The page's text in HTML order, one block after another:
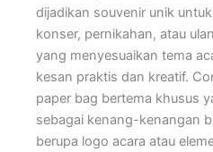
dijadikan souvenir unik
konser, pernikahan, atau
yang menyesuaikan tema
kesan praktis dan kreatif.
paper bag bertema khusus
sebagai kenang-kenangan
berupa logo acara atau